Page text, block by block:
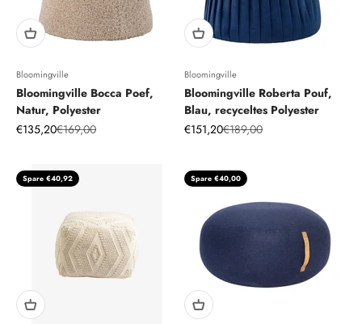
Bloomingville
Bloomingville Bocca Poef,
Natur, Polyester
Angebot
€135,20Regulärer Preis
€169,00
Bloomingville
Bloomingville Roberta Pouf,
Blau, recyceltes Polyester
Angebot
€151,20Regulärer Preis
€189,00
Spare €40,92 Spare €40,00